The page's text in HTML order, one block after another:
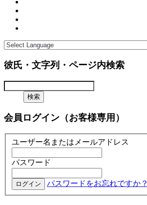
彼氏・文字列・ページ内検索
会員ログイン（お客様専用）
ユーザー名またはメールアドレス
パスワード
パスワードをお忘れですか？